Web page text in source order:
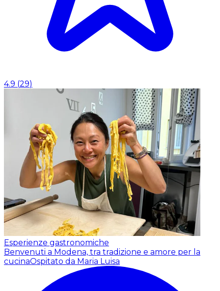
4.9 (29)
Esperienze gastronomiche
Benvenuti a Modena, tra tradizione e amore per la
cucinaOspitato da Maria Luisa